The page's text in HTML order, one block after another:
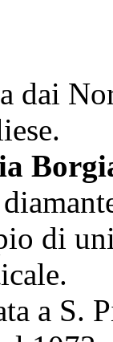
dai
di
a S.